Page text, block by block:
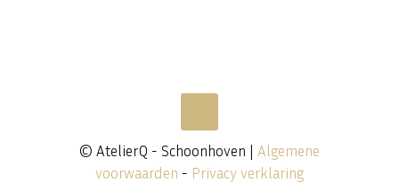
© AtelierQ - Schoonhoven | Algemene
voorwaarden - Privacy verklaring